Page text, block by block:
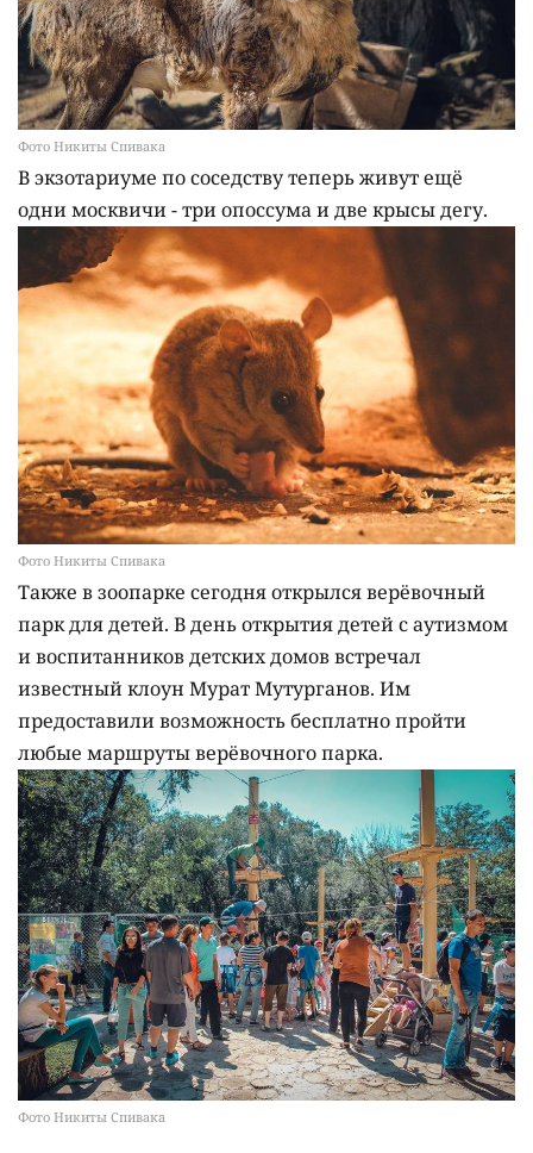
Фото Никиты Спивака
В экзотариуме по соседству теперь живут ещё
одни москвичи - три опоссума и две крысы дегу.
Фото Никиты Спивака
Также в зоопарке сегодня открылся верёвочный
парк для детей. В день открытия детей с аутизмом
и воспитанников детских домов встречал
известный клоун Мурат Мутурганов. Им
предоставили возможность бесплатно пройти
любые маршруты верёвочного парка.
Фото Никиты Спивака